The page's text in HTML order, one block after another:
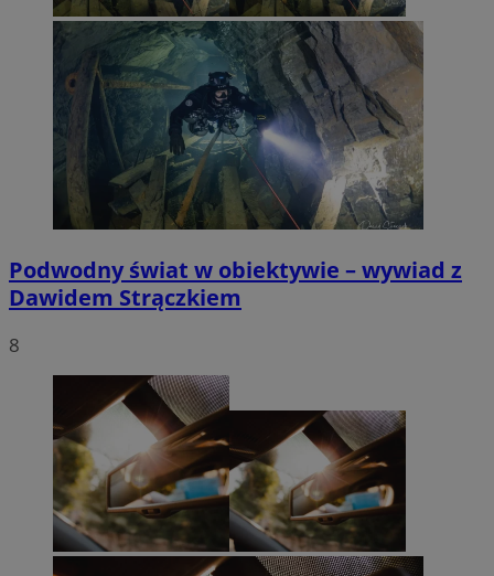
Podwodny świat w obiektywie – wywiad z
Dawidem Strączkiem
8